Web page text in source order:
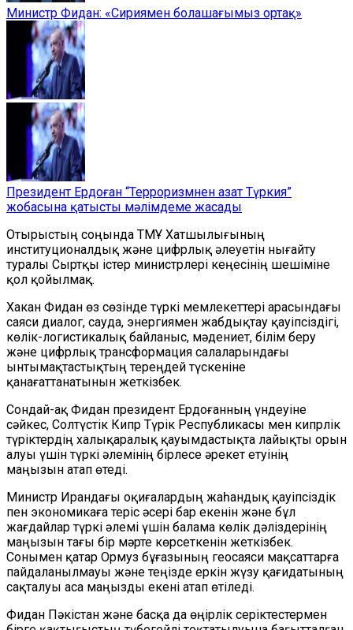
Министр Фидан: «Сириямен болашағымыз ортақ»
Президент Ердоған “Терроризмнен азат Түркия”
жобасына қатысты мәлімдеме жасады
Отырыстың соңында ТМҰ Хатшылығының
институционалдық және цифрлық әлеуетін нығайту
туралы Сыртқы істер министрлері кеңесінің шешіміне
қол қойылмақ.
Хакан Фидан өз сөзінде түркі мемлекеттері арасындағы
саяси диалог, сауда, энергиямен жабдықтау қауіпсіздігі,
көлік-логистикалық байланыс, мәдениет, білім беру
және цифрлық трансформация салаларындағы
ынтымақтастықтың тереңдей түскеніне
қанағаттанатынын жеткізбек.
Сондай-ақ Фидан президент Ердоғанның үндеуіне
сәйкес, Солтүстік Кипр Түрік Республикасы мен кипрлік
түріктердің халықаралық қауымдастықта лайықты орын
алуы үшін түркі әлемінің бірлесе әрекет етуінің
маңызын атап өтеді.
Министр Ирандағы оқиғалардың жаһандық қауіпсіздік
пен экономикаға теріс әсері бар екенін және бұл
жағдайлар түркі әлемі үшін балама көлік дәліздерінің
маңызын тағы бір мәрте көрсеткенін жеткізбек.
Сонымен қатар Ормуз бұғазының геосаяси мақсаттарға
пайдаланылмауы және теңізде еркін жүзу қағидатының
сақталуы аса маңызды екені атап өтіледі.
Фидан Пәкістан және басқа да өңірлік серіктестермен